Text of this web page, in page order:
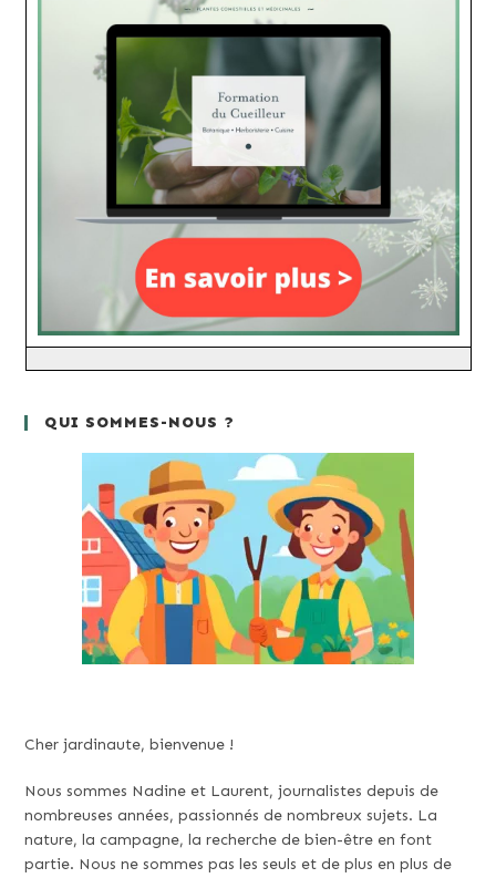
QUI SOMMES-NOUS ?
Cher jardinaute, bienvenue !
Nous sommes Nadine et Laurent, journalistes depuis de
nombreuses années, passionnés de nombreux sujets. La
nature, la campagne, la recherche de bien-être en font
partie. Nous ne sommes pas les seuls et de plus en plus de